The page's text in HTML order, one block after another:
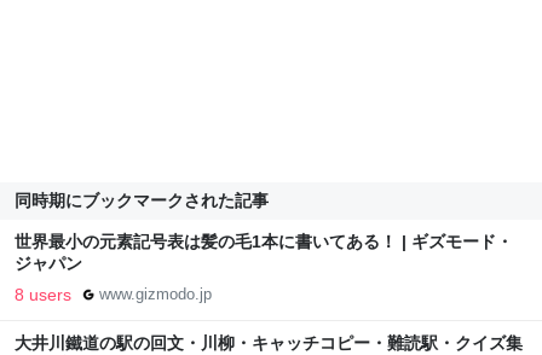
同時期にブックマークされた記事
世界最小の元素記号表は髪の毛1本に書いてある！ | ギズモード・
ジャパン
8 users www.gizmodo.jp
大井川鐵道の駅の回文・川柳・キャッチコピー・難読駅・クイズ集